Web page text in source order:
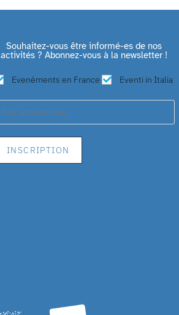
Souhaitez-vous être informé-es de nos
activités ? Abonnez-vous à la newsletter !
Evenéments en France Eventi in Italia